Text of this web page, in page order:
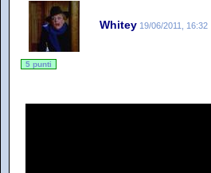
Whitey 19/06/2011, 16:32
5 punti